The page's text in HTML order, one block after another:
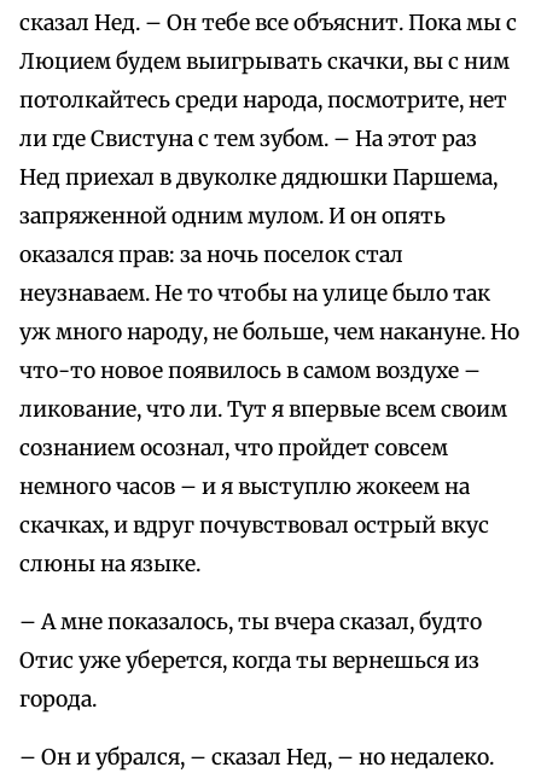
сказал Нед. – Он тебе все объяснит. Пока мы с
Люцием будем выигрывать скачки, вы с ним
потолкайтесь среди народа, посмотрите, нет
ли где Свистуна с тем зубом. – На этот раз
Нед приехал в двуколке дядюшки Паршема,
запряженной одним мулом. И он опять
оказался прав: за ночь поселок стал
неузнаваем. Не то чтобы на улице было так
уж много народу, не больше, чем накануне. Но
что-то новое появилось в самом воздухе –
ликование, что ли. Тут я впервые всем своим
сознанием осознал, что пройдет совсем
немного часов – и я выступлю жокеем на
скачках, и вдруг почувствовал острый вкус
слюны на языке.
– А мне показалось, ты вчера сказал, будто
Отис уже уберется, когда ты вернешься из
города.
– Он и убрался, – сказал Нед, – но недалеко.